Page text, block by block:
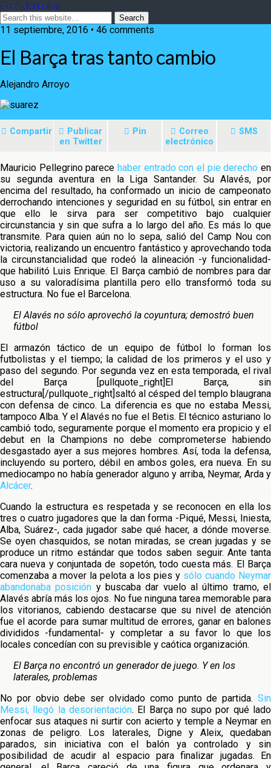
Ecos del Balón
11 septiembre, 2016 • 46 comments
El Barça tras tanto cambio
Alejandro Arroyo
Compartir
Publicar
en Twitter
Pin
Correo
electrónico
SMS
Mauricio Pellegrino parece haber entrado con el pie derecho en
su segunda aventura en la Liga Santander. Su Alavés, por
encima del resultado, ha conformado un inicio de campeonato
derrochando intenciones y seguridad en su fútbol, sin entraren
que ello le sirva para ser competitivo bajo cualquier
circunstancia y sin que sufra a lo largo del año. Es más lo que
transmite. Para quien aún no lo sepa, salió del Camp Nou con
victoria, realizando un encuentro fantástico y aprovechando toda
la circunstancialidad que rodeó la alineación -y funcionalidad-
que habilitó Luis Enrique. El Barça cambió de nombres para dar
uso a su valoradísima plantilla pero ello transformó toda su
estructura. No fue el Barcelona.
El Alavés no sólo aprovechó la coyuntura; demostró buen
fútbol
El armazón táctico de un equipo de fútbol lo forman los
futbolistas y el tiempo; la calidad de los primeros y el uso y
paso del segundo. Por segunda vez en esta temporada, el rival
del Barça [pullquote_right]El Barça, sin
estructura[/pullquote_right]saltó al césped del templo blaugrana
con defensa de cinco. La diferencia es que no estaba Messi,
tampoco Alba. Y el Alavés no fue el Betis. El técnico asturiano lo
cambió todo, seguramente porque el momento era propicio y el
debut en la Champions no debe comprometerse habiendo
desgastado ayer a sus mejores hombres. Así, toda la defensa,
incluyendo su portero, débil en ambos goles, era nueva. En su
mediocampo no había generador alguno y arriba, Neymar, Arda y
Alcácer.
Cuando la estructura es respetada y se reconocen en ella los
tres o cuatro jugadores que la dan forma -Piqué, Messi, Iniesta,
Alba, Suárez-, cada jugador sabe qué hacer, a dónde moverse.
Se oyen chasquidos, se notan miradas, se crean jugadas y se
produce un ritmo estándar que todos saben seguir. Ante tanta
cara nueva y conjuntada de sopetón, todo cuesta más. El Barça
comenzaba a mover la pelota a los pies y sólo cuando Neymar
abandonaba posición y buscaba dar vuelo al último tramo, el
Alavés abría más los ojos. No fue ninguna tarea memorable para
los vitorianos, cabiendo destacarse que su nivel de atención
fue el acorde para sumar multitud de errores, ganar en balones
divididos -fundamental- y completar a su favor lo que los
locales concedían con su previsible y caótica organización.
El Barça no encontró un generador de juego. Y en los
laterales, problemas
No por obvio debe ser olvidado como punto de partida. Sin
Messi, llegó la desorientación. El Barça no supo por qué lado
enfocar sus ataques ni surtir con acierto y temple a Neymar en
zonas de peligro. Los laterales, Digne y Aleix, quedaban
parados, sin iniciativa con el balón ya controlado y sin
posibilidad de acudir al espacio para finalizar jugadas. En